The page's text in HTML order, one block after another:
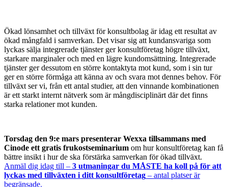
Ökad lönsamhet och tillväxt för konsultbolag är idag ett resultat av
ökad mångfald i samverkan. Det visar sig att kundansvariga som
lyckas sälja integrerade tjänster ger konsultföretag högre tillväxt,
starkare marginaler och med en lägre kundomsättning. Integrerade
tjänster ger dessutom en större kontaktyta mot kund, som i sin tur
ger en större förmåga att känna av och svara mot dennes behov. För
tillväxt ser vi, från ett antal studier, att den vinnande kombinationen
är ett starkt internt nätverk som är mångdisciplinärt där det finns
starka relationer mot kunden.
Torsdag den 9:e mars presenterar Wexxa tillsammans med
Cinode ett gratis frukostseminarium om hur konsultföretag kan få
bättre insikt i hur de ska förstärka samverkan för ökad tillväxt.
Anmäl dig idag till – 3 utmaningar du MÅSTE ha koll på för att
lyckas med tillväxten i ditt konsultföretag – antal platser är
begränsade.